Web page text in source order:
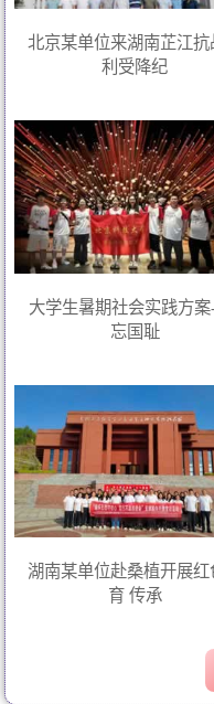
北京某单位来湖南芷江抗
利受降纪
大学生暑期社会实践方案
忘国耻
湖南某单位赴桑植开展红
育 传承